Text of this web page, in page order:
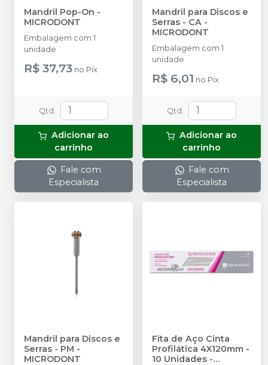
Mandril Pop-On -
MICRODONT
Embalagem com 1
unidade
R$ 37,73 no Pix
Qtd :
Adicionar ao
carrinho
Fale com
Especialista
Mandril para Discos e
Serras - CA -
MICRODONT
Embalagem com 1
unidade
R$ 6,01 no Pix
Qtd :
Adicionar ao
carrinho
Fale com
Especialista
Mandril para Discos e
Serras - PM -
MICRODONT
Fita de Aço Cinta
Profilática 4X120mm -
10 Unidades -